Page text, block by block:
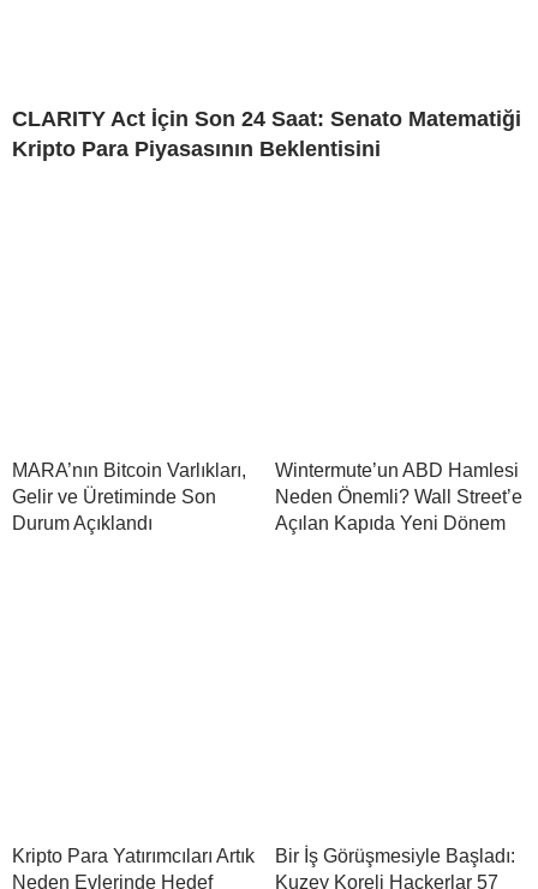
CLARITY Act İçin Son 24 Saat: Senato Matematiği
Kripto Para Piyasasının Beklentisini
MARA’nın Bitcoin Varlıkları,
Gelir ve Üretiminde Son
Durum Açıklandı
Wintermute’un ABD Hamlesi
Neden Önemli? Wall Street’e
Açılan Kapıda Yeni Dönem
Kripto Para Yatırımcıları Artık
Neden Evlerinde Hedef
Bir İş Görüşmesiyle Başladı:
Kuzey Koreli Hackerlar 57